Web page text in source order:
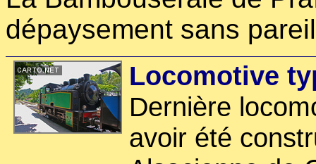
dépaysement sans
Locomotive
Dernière
avoir été